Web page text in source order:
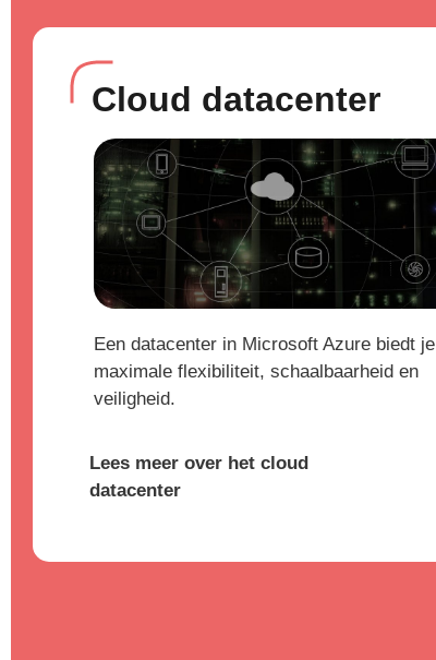
Cloud datacenter
Een datacenter in Microsoft Azure biedt je
maximale flexibiliteit, schaalbaarheid en
veiligheid.
Lees meer over het cloud
datacenter